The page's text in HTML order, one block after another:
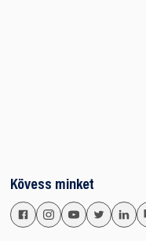
Kövess minket